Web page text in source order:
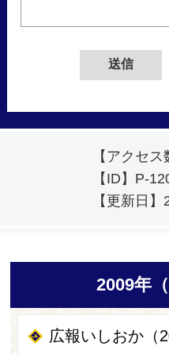
【アクセス
【ID】 P-
【更新日】
2009年
広報いしおか（